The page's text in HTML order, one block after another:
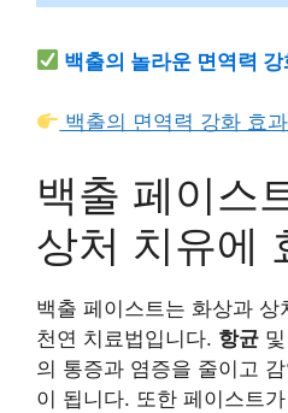
백출의 놀라운 면역력
백출의 면역력 강화 효
백출 페이스
상처 치유에
백출 페이스트는 화상과 상
천연 치료법입니다. 항균 및
의 통증과 염증을 줄이고
이 됩니다. 또한 페이스트